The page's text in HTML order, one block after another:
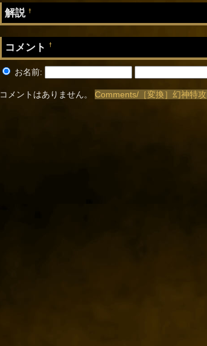
解説 †
コメント †
お名前:
コメントはありません。 Comments/［変換］幻神特